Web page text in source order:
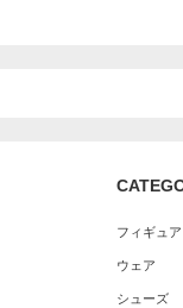
フィギュ
ウェア
シューズ